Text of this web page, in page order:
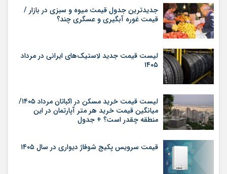
جدیدترین جدول قیمت میوه و سبزی در بازار /
قیمت غوره آبگیری و عسگری چند؟
لیست قیمت جدید لاستیک‌های ایرانی در مرداد
۱۴۰۵
لیست قیمت خرید مسکن در اکباتان مرداد ۱۴۰۵/
میانگین قیمت خرید هر متر آپارتمان در این
منطقه چقدر است؟ + جدول
قیمت سرویس پکیج شوفاژ دیواری در سال ۱۴۰۵